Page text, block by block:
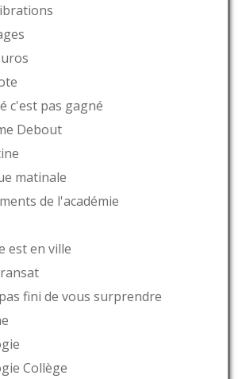
c'est pas gagné
Debout
matinale
de l'académie
est en ville
fini de vous surprendre
Collège